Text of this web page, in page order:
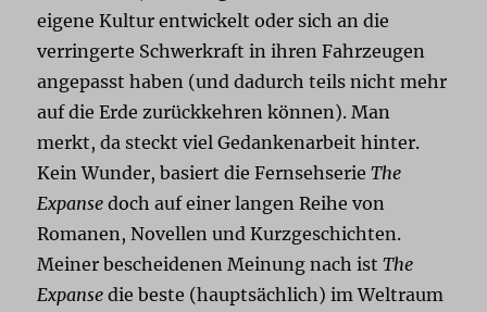
eigene Kultur entwickelt oder sich an die
verringerte Schwerkraft in ihren Fahrzeugen
angepasst haben (und dadurch teils nicht mehr
auf die Erde zurückkehren können). Man
merkt, da steckt viel Gedankenarbeit hinter.
Kein Wunder, basiert die FernsehserieThe
Expanse doch auf einer langen Reihe von
Romanen, Novellen und Kurzgeschichten.
Meiner bescheidenen Meinung nach istThe
Expanse die beste (hauptsächlich) im Weltraum